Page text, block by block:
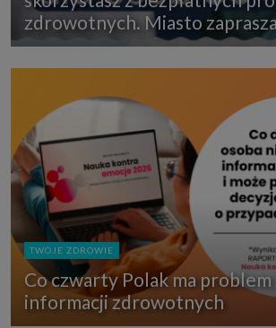
zdrowotnych. Miasto
TWOJE ZDROWIE
Co czwarty Polak ma problem
informacji zdrowotnych